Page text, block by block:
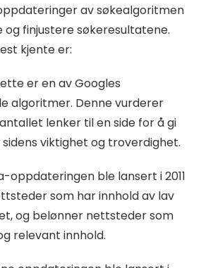
av søkealgoritmen
finjustere søkeresultatene.
kjente er:
er en av Googles
algoritmer. Denne vurderer
lenker til en side for å gi
viktighet og troverdighet.
oppdateringen ble lansert i 2011
som har innhold av lav
og belønner nettsteder som
relevant innhold.